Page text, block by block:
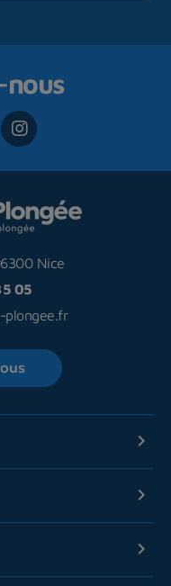
Nice
05
plongee.fr


